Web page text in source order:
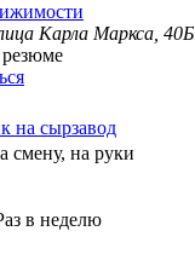
Карла Маркса, 40Б
на сырзавод
смену, на руки
в неделю